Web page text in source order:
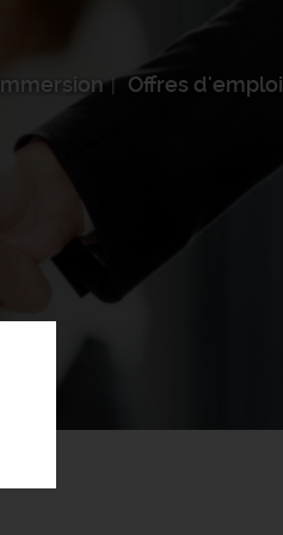
Immersion Offres d'emploi